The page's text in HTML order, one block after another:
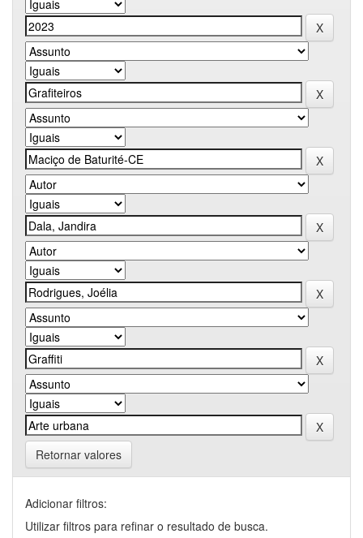
Retornar valores
Adicionar filtros:
Utilizar filtros para refinar o resultado de busca.